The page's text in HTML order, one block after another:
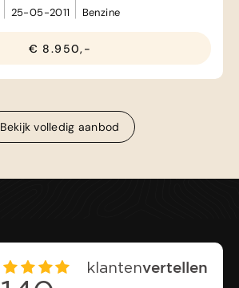
25-05-2011
Benzine
€ 8.950,-
Bekijk volledig aanbod